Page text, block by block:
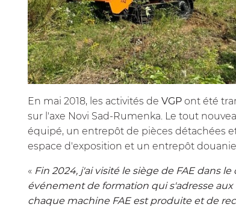
En mai 2018, les activités de VGPont été
sur l'axe Novi Sad-Rumenka. Le tout
équipé, un entrepôt de pièces détachées
espace d'exposition et un entrepôt
«Fin 2024, j'ai visité le siège de FAE dans
événement de formation qui s'adresse
chaque machine FAE est produite et de